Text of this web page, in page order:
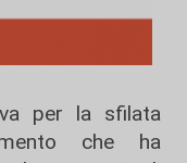
per la sfilata
che ha